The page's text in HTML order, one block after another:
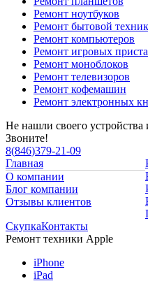
Ремонт ноутбуков
Ремонт бытовой
Ремонт компьютеров
Ремонт игровых
Ремонт моноблоков
Ремонт телевизоров
Ремонт кофемашин
Ремонт электронных
Не нашли своего
Звоните!
8(846)379-21-09
Главная
О компании
Блог компании
Отзывы клиентов
СкупкаКонтакты
Ремонт техники Apple
iPhone
iPad